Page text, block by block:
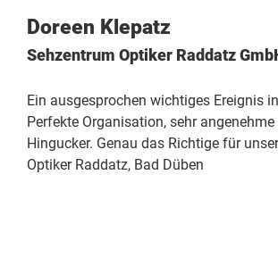
Doreen Klepatz
Sehzentrum Optiker Raddatz
Ein ausgesprochen wichtiges Ereignis
Perfekte Organisation, sehr
Hingucker. Genau das Richtige für
Optiker Raddatz, Bad Düben